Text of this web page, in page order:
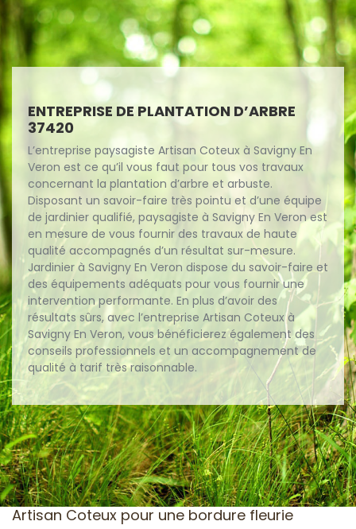
ENTREPRISE DE PLANTATION D’ARBRE
37420
L’entreprise paysagiste Artisan Coteux à Savigny En
Veron est ce qu’il vous faut pour tous vos travaux
concernant la plantation d’arbre et arbuste.
Disposant un savoir-faire très pointu et d’une équipe
de jardinier qualifié, paysagiste à Savigny En Veron est
en mesure de vous fournir des travaux de haute
qualité accompagnés d’un résultat sur-mesure.
Jardinier à Savigny En Veron dispose du savoir-faire et
des équipements adéquats pour vous fournir une
intervention performante. En plus d’avoir des
résultats sûrs, avec l’entreprise Artisan Coteux à
Savigny En Veron, vous bénéficierez également des
conseils professionnels et un accompagnement de
qualité à tarif très raisonnable.
Artisan Coteux pour une bordure fleurie